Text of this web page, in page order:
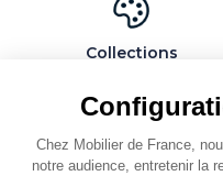
Chez Mobilier de France,
notre audience, entretenir la
Collections
personnalisables